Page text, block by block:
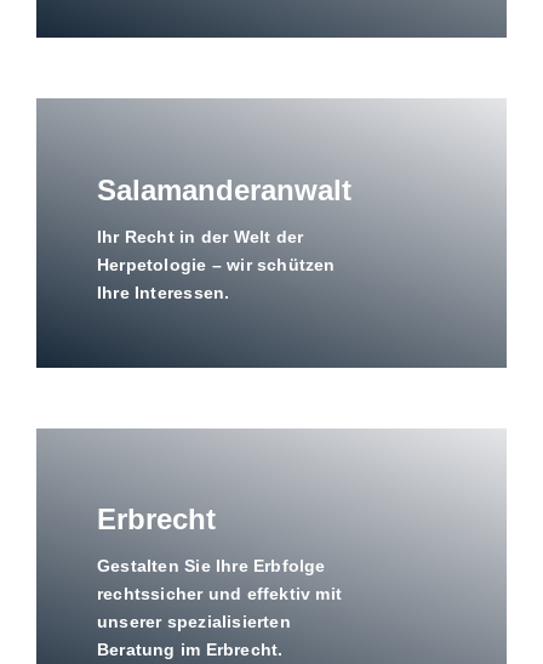
Salamanderanwalt
Ihr Recht in der Welt der
Herpetologie – wir schützen
Ihre Interessen.
Erbrecht
Gestalten Sie Ihre Erbfolge
rechtssicher und effektiv mit
unserer spezialisierten
Beratung im Erbrecht.